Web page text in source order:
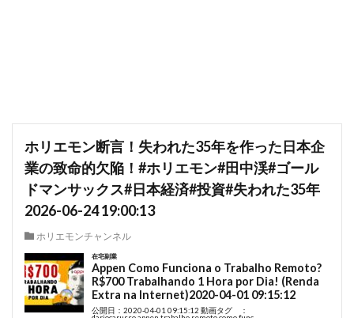
ホリエモン断言！失われた35年を作った日本企
業の致命的欠陥！#ホリエモン#田中渓#ゴール
ドマンサックス#日本経済#投資#失われた35年
2026-06-24 19:00:13
ホリエモンチャンネル